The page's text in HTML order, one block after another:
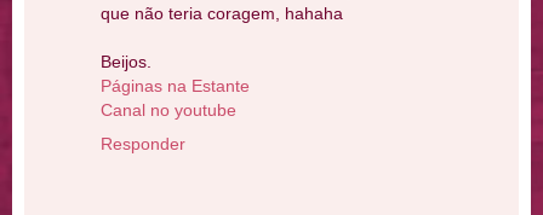
que não teria coragem, hahaha
Beijos.
Páginas na Estante
Canal no youtube
Responder